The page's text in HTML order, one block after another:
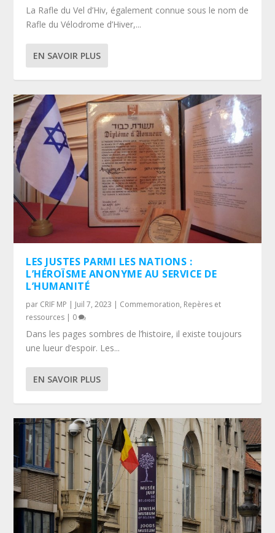
La Rafle du Vel d’Hiv, également connue sous le nom de
Rafle du Vélodrome d’Hiver,...
EN SAVOIR PLUS
LES JUSTES PARMI LES NATIONS :
L’HÉROÏSME ANONYME AU SERVICE DE
L’HUMANITÉ
par CRIF MP | Juil 7, 2023 | Commemoration, Repères et
ressources | 0
Dans les pages sombres de l’histoire, il existe toujours
une lueur d’espoir. Les...
EN SAVOIR PLUS